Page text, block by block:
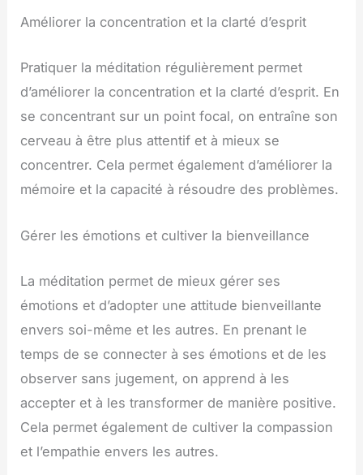
Améliorer la concentration et la clarté d’esprit
Pratiquer la méditation régulièrement permet
d’améliorer la concentration et la clarté d’esprit. En
se concentrant sur un point focal, on entraîne son
cerveau à être plus attentif et à mieux se
concentrer. Cela permet également d’améliorer la
mémoire et la capacité à résoudre des problèmes.
Gérer les émotions et cultiver la bienveillance
La méditation permet de mieux gérer ses
émotions et d’adopter une attitude bienveillante
envers soi-même et les autres. En prenant le
temps de se connecter à ses émotions et de les
observer sans jugement, on apprend à les
accepter et à les transformer de manière positive.
Cela permet également de cultiver la compassion
et l’empathie envers les autres.